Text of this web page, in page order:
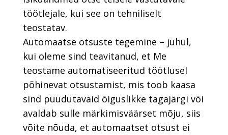
töötlejale, kui see on tehniliselt
teostatav.
Automaatse otsuste tegemine – juhul,
kui oleme sind teavitanud, et Me
teostame automatiseeritud töötlusel
põhinevat otsustamist, mis toob kaasa
sind puudutavaid õiguslikke tagajärgi või
avaldab sulle märkimisväärset mõju, siis
võite nõuda, et automaatset otsust ei